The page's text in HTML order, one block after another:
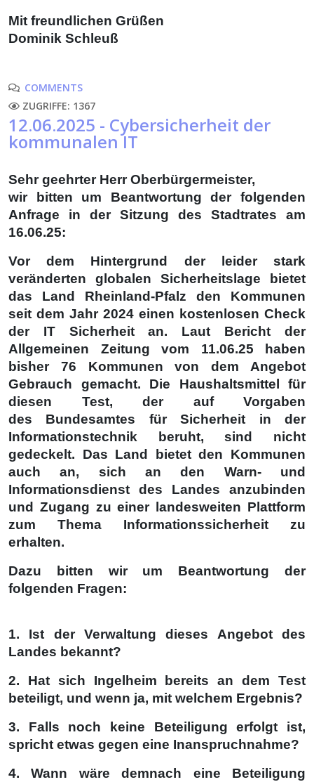
Mit freundlichen Grüßen
Dominik Schleuß
COMMENTS
ZUGRIFFE: 1367
12.06.2025 - Cybersicherheit der
kommunalen IT
Sehr geehrter Herr Oberbürgermeister,
wir bitten um Beantwortung der folgenden
Anfrage in der Sitzung des Stadtrates am
16.06.25:
Vor dem Hintergrund der leider stark
veränderten globalen Sicherheitslage bietet
das Land Rheinland-Pfalz den Kommunen
seit dem Jahr 2024 einen kostenlosen Check
der IT Sicherheit an. Laut Bericht der
Allgemeinen Zeitung vom 11.06.25 haben
bisher 76 Kommunen von dem Angebot
Gebrauch gemacht. Die Haushaltsmittel für
diesen Test, der auf Vorgaben
des Bundesamtes für Sicherheit in der
Informationstechnik beruht, sind nicht
gedeckelt. Das Land bietet den Kommunen
auch an, sich an den Warn- und
Informationsdienst des Landes anzubinden
und Zugang zu einer landesweiten Plattform
zum Thema Informationssicherheit zu
erhalten.
Dazu bitten wir um Beantwortung der
folgenden Fragen:
1. Ist der Verwaltung dieses Angebot des
Landes bekannt?
2. Hat sich Ingelheim bereits an dem Test
beteiligt, und wenn ja, mit welchem Ergebnis?
3. Falls noch keine Beteiligung erfolgt ist,
spricht etwas gegen eine Inanspruchnahme?
4. Wann wäre demnach eine Beteiligung